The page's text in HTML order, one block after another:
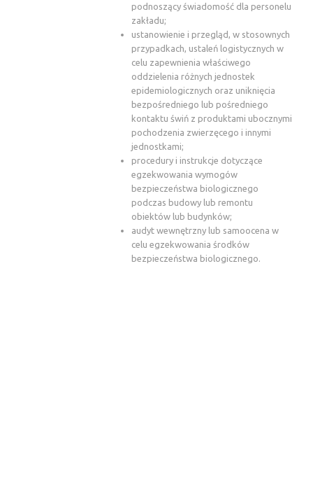
podnoszący świadomość dla personelu
zakładu;
ustanowienie i przegląd, w stosownych
przypadkach, ustaleń logistycznych w
celu zapewnienia właściwego
oddzielenia różnych jednostek
epidemiologicznych oraz uniknięcia
bezpośredniego lub pośredniego
kontaktu świń z produktami ubocznymi
pochodzenia zwierzęcego i innymi
jednostkami;
procedury i instrukcje dotyczące
egzekwowania wymogów
bezpieczeństwa biologicznego
podczas budowy lub remontu
obiektów lub budynków;
audyt wewnętrzny lub samoocena w
celu egzekwowania środków
bezpieczeństwa biologicznego.